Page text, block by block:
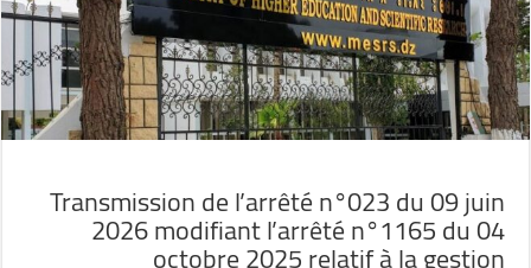
Transmission de l’arrêté n°023 du 09 juin
2026 modifiant l’arrêté n°1165 du 04